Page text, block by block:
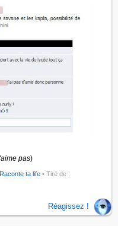
pas)
Raconte ta life • Tiré de :
Réagissez !